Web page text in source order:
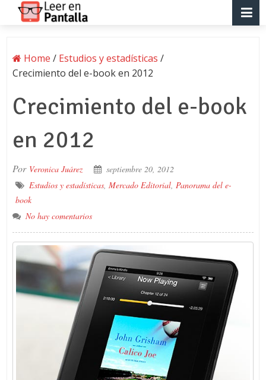
Home / Estudios y estadísticas /
Crecimiento del e-book en 2012
Crecimiento del e-book
en 2012
Por Veronica Juárez
septiembre 20, 2012
Estudios y estadísticas, Mercado Editorial, Panorama del e-
book
No hay comentarios